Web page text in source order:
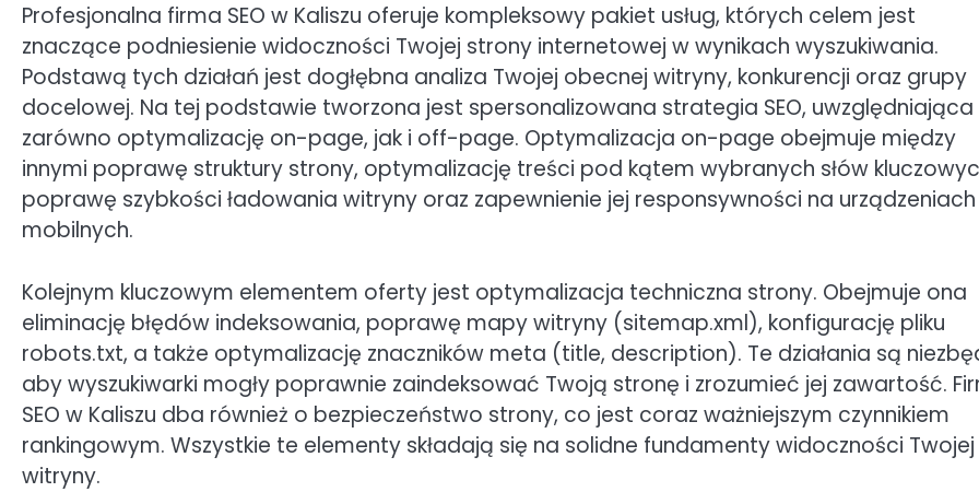
Profesjonalna firma SEO w Kaliszu oferuje kompleksowy pakiet usług, których celem jest
znaczące podniesienie widoczności Twojej strony internetowej w wynikach wyszukiwania.
Podstawą tych działań jest dogłębna analiza Twojej obecnej witryny, konkurencji oraz grupy
docelowej. Na tej podstawie tworzona jest spersonalizowana strategia SEO, uwzględniająca
zarówno optymalizację on-page, jak i off-page. Optymalizacja on-page obejmuje między
innymi poprawę struktury strony, optymalizację treści pod kątem wybranych słów
poprawę szybkości ładowania witryny oraz zapewnienie jej responsywności na urządzeniach
mobilnych.
Kolejnym kluczowym elementem oferty jest optymalizacja techniczna strony. Obejmuje ona
eliminację błędów indeksowania, poprawę mapy witryny (sitemap.xml), konfigurację pliku
robots.txt, a także optymalizację znaczników meta (title, description). Te działania są
aby wyszukiwarki mogły poprawnie zaindeksować Twoją stronę i zrozumieć jej zawartość.
SEO w Kaliszu dba również o bezpieczeństwo strony, co jest coraz ważniejszym czynnikiem
rankingowym. Wszystkie te elementy składają się na solidne fundamenty widoczności Twojej
witryny.